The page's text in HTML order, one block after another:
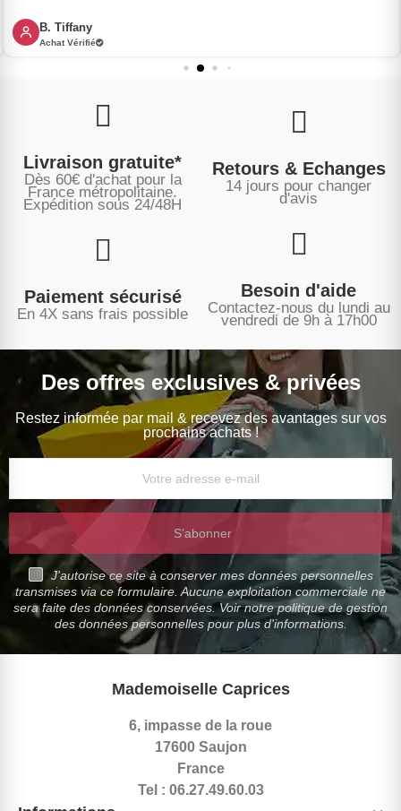
B. Tiffany
Achat Vérifié
Livraison gratuite*
Dès 60€ d'achat pour la
France métropolitaine.
Expédition sous 24/48H
Retours & Echanges
14 jours pour changer
d'avis
Paiement sécurisé
En 4X sans frais possible
Besoin d'aide
Contactez-nous du lundi au
vendredi de 9h à 17h00
Des offres exclusives & privées
Restez informée par mail & recevez des avantages sur vos
prochains achats !
S’abonner
J'autorise ce site à conserver mes données personnelles
transmises via ce formulaire. Aucune exploitation commerciale ne
sera faite des données conservées. Voir notre politique de gestion
des données personnelles pour plus d'informations.
Mademoiselle Caprices
6, impasse de la roue
17600 Saujon
France
Tel : 06.27.49.60.03